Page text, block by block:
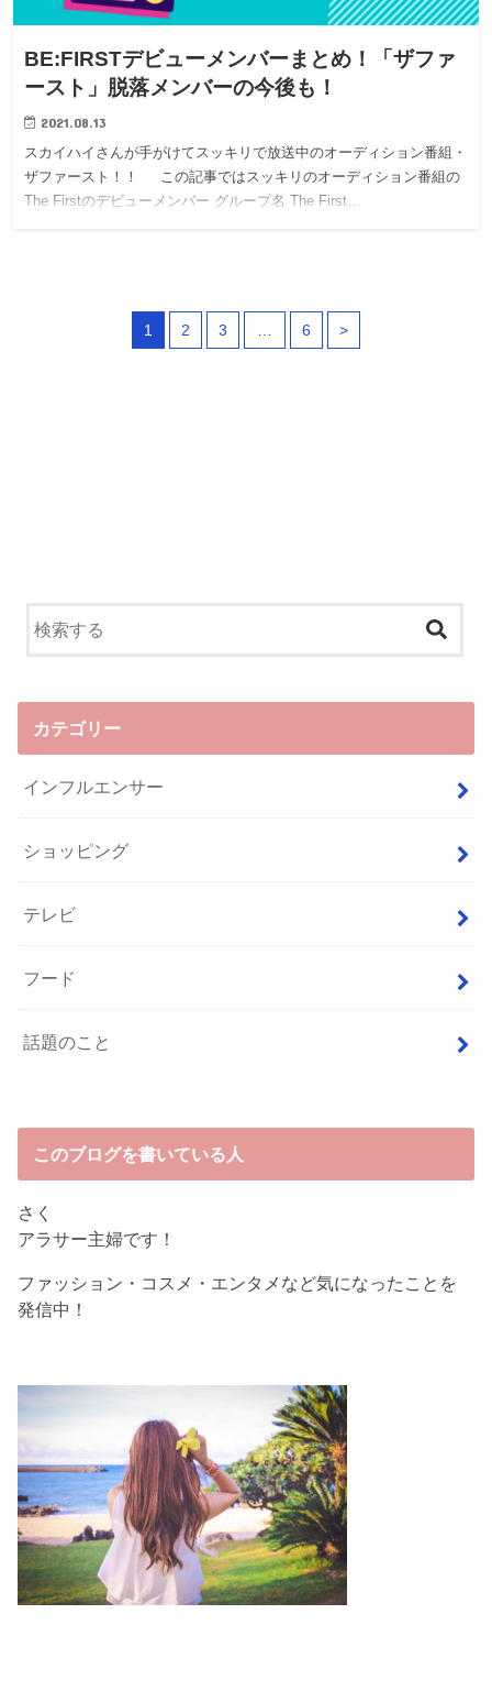
BE:FIRSTデビューメンバーまとめ！「ザファ
ースト」脱落メンバーの今後も！
2021.08.13
スカイハイさんが手がけてスッキリで放送中のオーディション番組・
ザファースト！！ この記事ではスッキリのオーディション番組の
The Firstのデビューメンバー グループ名 The First…
1 2 3 6 >
カテゴリー
インフルエンサー
ショッピング
テレビ
フード
話題のこと
このブログを書いている人
さく
アラサー主婦です！
ファッション・コスメ・エンタメなど気になったことを
発信中！